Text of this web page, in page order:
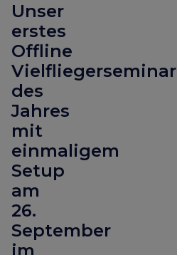
Unser
erstes
Offline
Vielfliegerseminar
des
Jahres
mit
einmaligem
Setup
am
26.
September
im